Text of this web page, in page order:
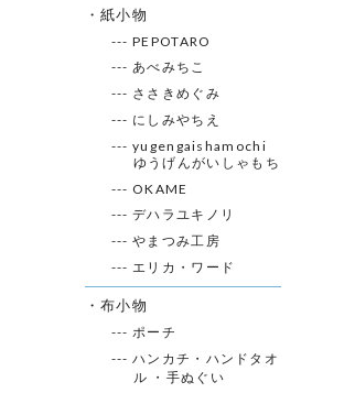
・紙小物
--- PEPOTARO
--- あべみちこ
--- ささきめぐみ
--- にしみやちえ
--- yugengaishamochi
ゆうげんがいしゃもち
--- OKAME
--- デハラユキノリ
--- やまつみ工房
--- エリカ・ワード
・布小物
--- ポーチ
--- ハンカチ・ハンドタオ
ル ・手ぬぐい